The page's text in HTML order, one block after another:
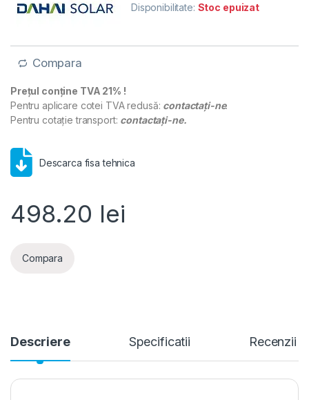
Disponibilitate: Stoc epuizat
Compara
Prețul conține TVA 21% !
Pentru aplicare cotei TVA redusă: contactați-ne.
Pentru cotație transport: contactați-ne.
Descarca fisa tehnica
498.20 lei
Compara
Descriere Specificatii Recenzii